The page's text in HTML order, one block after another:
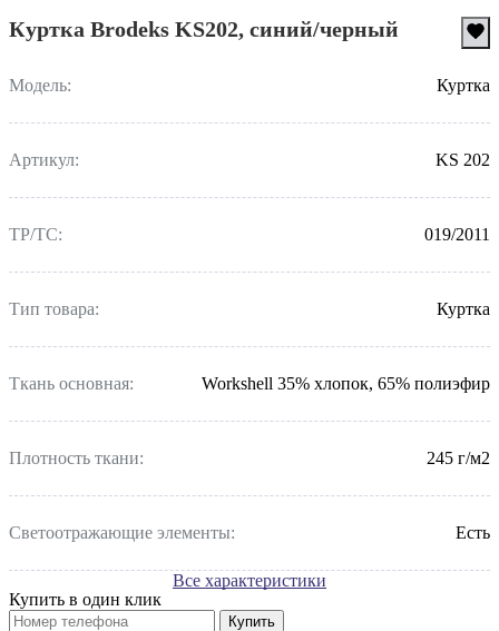
Куртка Brodeks KS202, синий/черный
Модель: Куртка
Артикул: KS 202
ТР/ТС: 019/2011
Тип товара: Куртка
Ткань основная: Workshell 35% хлопок, 65% полиэфир
Плотность ткани: 245 г/м2
Светоотражающие элементы: Есть
Все характеристики
Купить в один клик
Купить